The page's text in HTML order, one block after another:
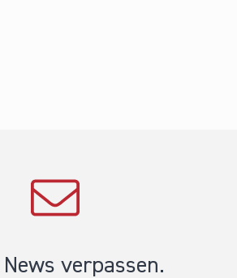
News verpassen.